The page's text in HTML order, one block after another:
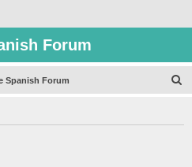
Forum
Spanish Forum